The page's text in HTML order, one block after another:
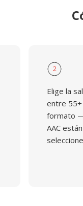
2
Elige la
entre
formato
AAC